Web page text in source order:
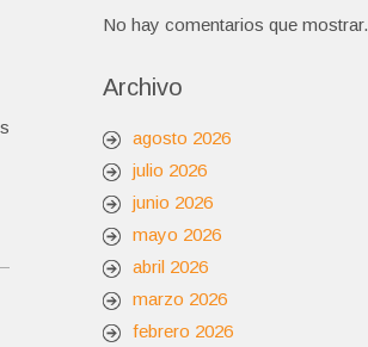
No hay comentarios que mostrar.
Archivo
agosto 2026
julio 2026
junio 2026
mayo 2026
abril 2026
marzo 2026
febrero 2026